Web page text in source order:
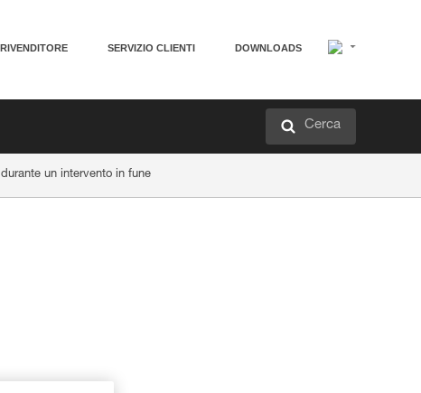
RIVENDITORE SERVIZIO CLIENTI DOWNLOADS
Cerca
un intervento in fune